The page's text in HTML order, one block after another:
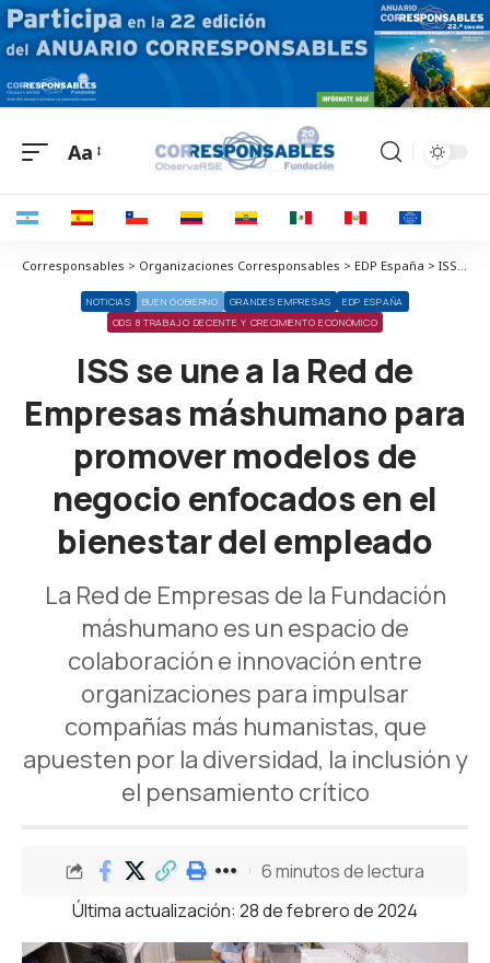
Aa
Corresponsables > Organizaciones Corresponsables > EDP España > ISS se une a la Red de Empresas máshumano para promover modelos de negocio enfocados en el bienestar del empleado
NOTICIAS BUEN GOBIERNO GRANDES EMPRESAS
EDP ESPAÑA
ODS 8 TRABAJO DECENTE Y CRECIMIENTO ECONÓMICO
ISS se une a la Red de
Empresas máshumano para
promover modelos de
negocio enfocados en el
bienestar del empleado
La Red de Empresas de la Fundación
máshumano es un espacio de
colaboración e innovación entre
organizaciones para impulsar
compañías más humanistas, que
apuesten por la diversidad, la inclusión y
el pensamiento crítico
Última actualización: 28 de febrero de 2024
6 minutos de lectura